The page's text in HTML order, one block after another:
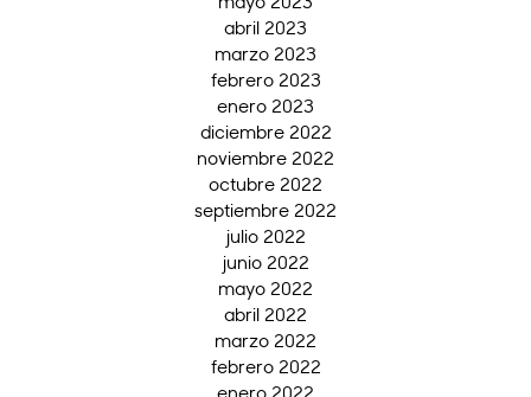
abril 2023
marzo 2023
febrero 2023
enero 2023
diciembre 2022
noviembre 2022
octubre 2022
septiembre 2022
julio 2022
junio 2022
mayo 2022
abril 2022
marzo 2022
febrero 2022